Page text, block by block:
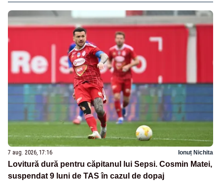
7 aug. 2026, 17:16 Ionuț Nichita
Lovitură dură pentru căpitanul lui Sepsi. Cosmin Matei,
suspendat 9 luni de TAS în cazul de dopaj